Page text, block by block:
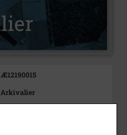
Æ12190015
Arkivalier